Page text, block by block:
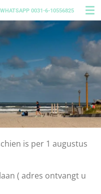
0031-6-10556825
is per 1 augustus
( adres ontvangt u